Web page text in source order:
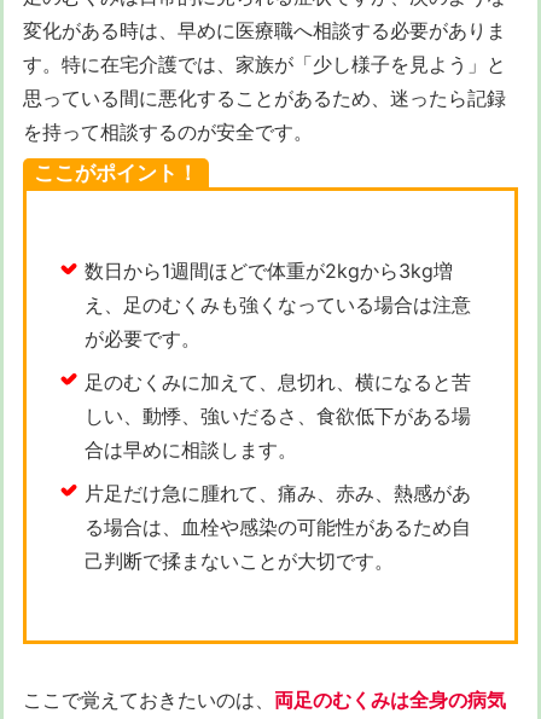
変化がある時は、早めに医療職へ相談する必要がありま
す。特に在宅介護では、家族が「少し様子を見よう」と
思っている間に悪化することがあるため、迷ったら記録
を持って相談するのが安全です。
ここがポイント！
数日から1週間ほどで体重が2kgから3kg増
え、足のむくみも強くなっている場合は注意
が必要です。
足のむくみに加えて、息切れ、横になると苦
しい、動悸、強いだるさ、食欲低下がある場
合は早めに相談します。
片足だけ急に腫れて、痛み、赤み、熱感があ
る場合は、血栓や感染の可能性があるため自
己判断で揉まないことが大切です。
ここで覚えておきたいのは、 両足のむくみは全身の病気